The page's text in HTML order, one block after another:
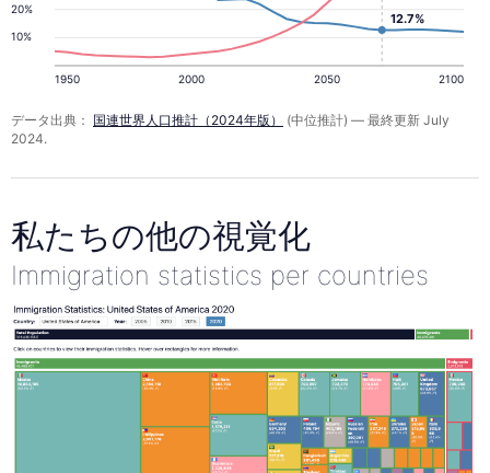
10%
20%
1950 2000 2050 2100
12.7%
データ出典： 国連世界人口推計（2024年版）
(中位推計) — 最終更新 July
2024.
私たちの他の視覚化
Immigration statistics per countries